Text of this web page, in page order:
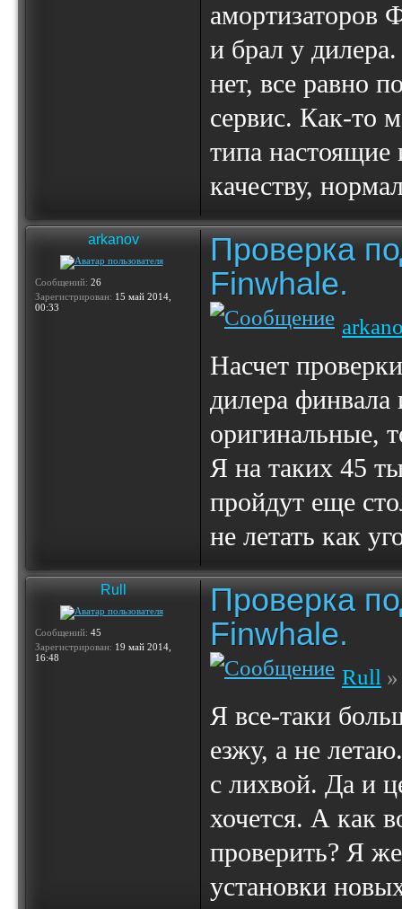
амортизаторов
и брал у
нет, все равно
сервис. Как-то
типа
качеству,
arkanov
Сообщений: 26
Зарегистрирован: 15 май 2014,
00:33
Проверка
Finwhale.
Насчет
дилера финвала
оригинальные,
Я на таких 45
пройдут еще
не летать как
Rull
Сообщений: 45
Зарегистрирован: 19 май 2014,
16:48
Проверка
Finwhale.
Rull
Я все-таки
езжу, а не
с лихвой. Да и
хочется. А как
проверить? Я
установки